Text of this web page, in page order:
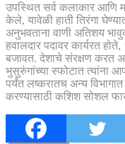
उपस्थित सर्व कलाकार आणि
केले, यावेळी हाती तिरंगा
अनुभवताना वाणी अतिशय
हवालदार पदावर कार्यरत
बजावत. देशाचे संरक्षण करत
भुसुरुंगांच्या स्फोटात त्यांना
पर्यंत लष्करातच अन्य
करण्यासाठी कशिश सोशल